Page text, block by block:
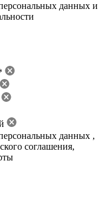
данных и
данных ,
соглашения,